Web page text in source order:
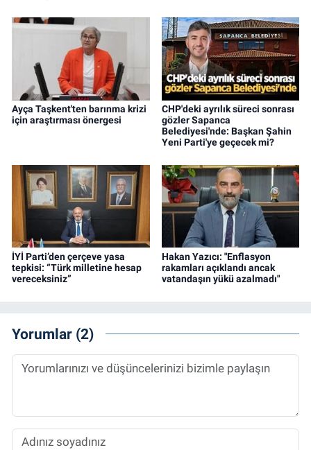
Ayça Taşkent'ten barınma krizi
için araştırması önergesi
CHP'deki ayrılık süreci sonrası
gözler Sapanca
Belediyesi'nde: Başkan Şahin
Yeni Parti'ye geçecek mi?
İYİ Parti’den çerçeve yasa
tepkisi: “Türk milletine hesap
vereceksiniz”
Hakan Yazıcı: "Enflasyon
rakamları açıklandı ancak
vatandaşın yükü azalmadı"
Yorumlar (2)